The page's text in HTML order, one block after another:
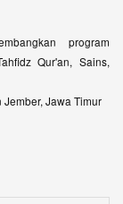
program
Qur'an, Sains,
Jawa Timur